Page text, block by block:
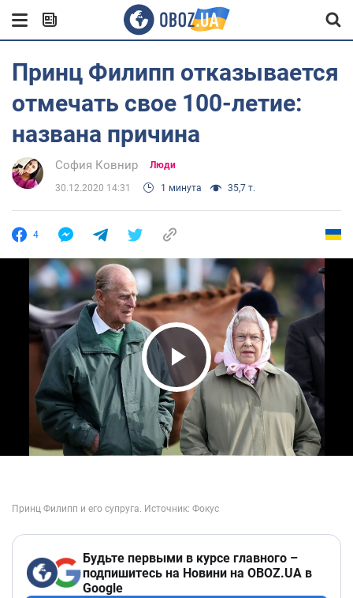
Принц Филипп отказывается
отмечать свое 100-летие:
названа причина
София Ковнир Люди
30.12.2020 14:31 1 минута 35,7 т.
4
Play Video
Будьте первыми в курсе главного –
подпишитесь на Новини на OBOZ.UA в
Google